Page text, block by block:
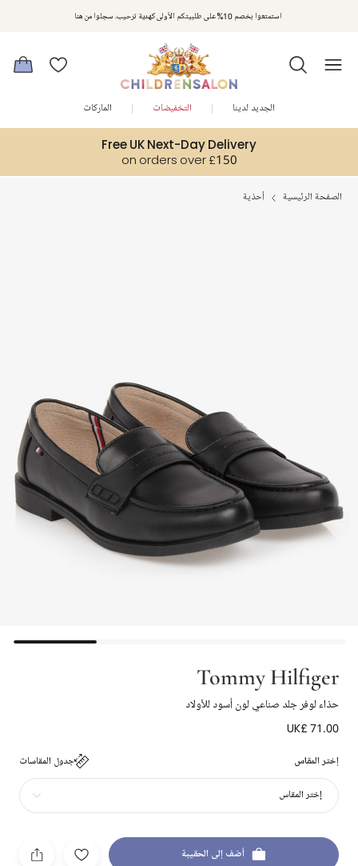
استمتعوا بخصم 10% على طلبيتكم الأولى كهدية ترحيب. سجلوا من هنا
Free UK Next-Day Delivery
on orders over £150
الجديد لدينا التخفيضات الماركات
الصفحة الرئيسية أحذية
Tommy Hilfiger
حذاء لوفر جلد صناعي لون أسود للأولاد
UK£ 71.00
إختر المقاس جدول المقاسات
إختر المقاس
أضف إلى الحقيبة